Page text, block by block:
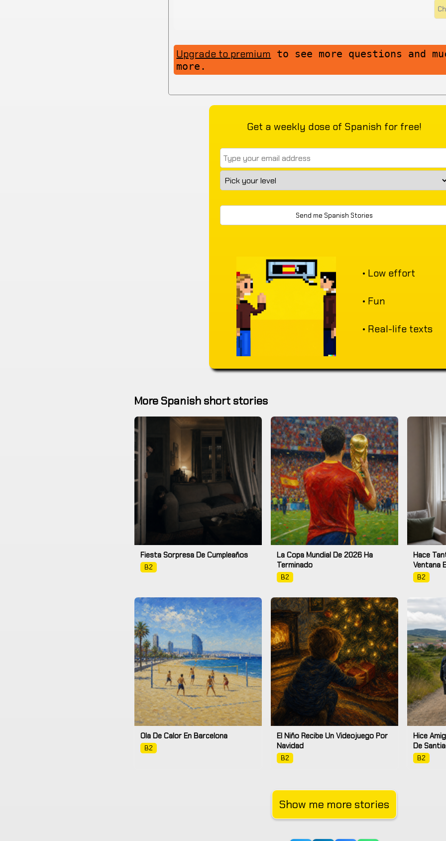
Upgrade to premium to see more questions and
more.
Get a weekly dose of Spanish for free!
• Low effort
• Fun
• Real-life texts
More Spanish short stories
Fiesta Sorpresa De Cumpleaños
B2
La Copa Mundial De 2026 Ha
Terminado
B2
Hace
Ventana
B2
Ola De Calor En Barcelona
B2
El Niño Recibe Un Videojuego Por
Navidad
B2
Hice
De
B2
Show me more stories